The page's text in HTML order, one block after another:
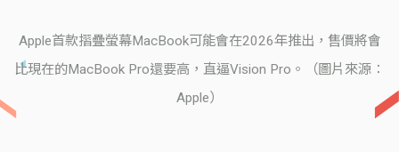
Apple首款摺疊螢幕MacBook可能會在2026年推出，售價將會
比現在的MacBook Pro還要高，直逼Vision Pro。（圖片來源：
Apple）